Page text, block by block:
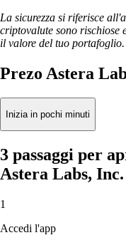
La sicurezza si riferisce
criptovalute sono rischiose
il valore del tuo portafoglio.
Prezo Astera
Inizia in pochi minuti
3 passaggi per
Astera Labs, Inc.
1
Accedi l'app